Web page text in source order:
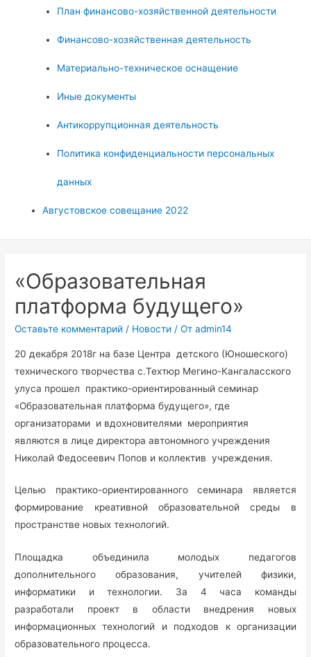
План финансово-хозяйственной деятельности
Финансово-хозяйственная деятельность
Материально-техническое оснащение
Иные документы
Антикоррупционная деятельность
Политика конфиденциальности персональных
данных
Августовское совещание 2022
«Образовательная
платформа будущего»
Оставьте комментарий / Новости / От admin14
20 декабря 2018г на базе Центра детского (Юношеского)
технического творчества с.Техтюр Мегино-Кангаласского
улуса прошел практико-ориентированный семинар
«Образовательная платформа будущего», где
организаторами и вдохновителями мероприятия
являются в лице директора автономного учреждения
Николай Федосеевич Попов и коллектив учреждения.
Целью практико-ориентированного семинара является
формирование креативной образовательной среды в
пространстве новых технологий.
Площадка объединила молодых педагогов
дополнительного образования, учителей физики,
информатики и технологии. За 4 часа команды
разработали проект в области внедрения новых
информационных технологий и подходов к организации
образовательного процесса.